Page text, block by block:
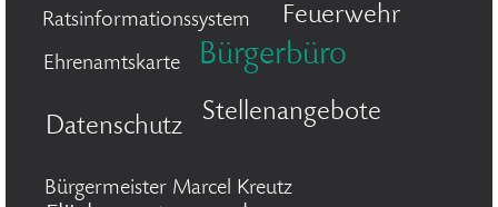
Ratsinformationssystem Feuerwehr
Ehrenamtskarte Bürgerbüro
Datenschutz
Stellenangebote
Bürgermeister Marcel Kreutz